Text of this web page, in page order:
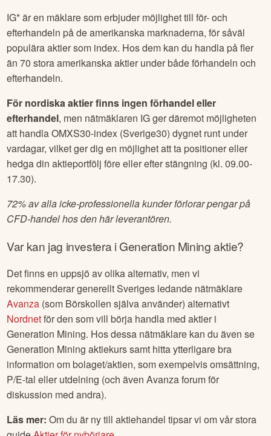
IG* är en mäklare som erbjuder möjlighet till för- och
efterhandeln på de amerikanska marknaderna, för såväl
populära aktier som index. Hos dem kan du handla på fler
än 70 stora amerikanska aktier under både förhandeln och
efterhandeln.
För nordiska aktier finns ingen förhandel eller
efterhandel, men nätmäklaren IG ger däremot möjligheten
att handla OMXS30-index (Sverige30) dygnet runt under
vardagar, vilket ger dig en möjlighet att ta positioner eller
hedga din aktieportfölj före eller efter stängning (kl. 09.00-
17.30).
72% av alla icke-professionella kunder förlorar pengar på
CFD-handel hos den här leverantören.
Var kan jag investera iGeneration Miningaktie?
Det finns en uppsjö av olika alternativ, men vi
rekommenderar generellt Sveriges ledande nätmäklare
Avanza (som Börskollen själva använder) alternativt
Nordnetför den som vill börja handla med aktier i
Generation Mining. Hos dessa nätmäklare kan du även se
Generation Mining aktiekurs samt hitta ytterligare bra
information om bolaget/aktien, som exempelvis omsättning,
P/E-tal eller utdelning (och även Avanza forum för
diskussion med andra).
Läs mer: Om du är ny till aktiehandel tipsar vi om vår stora